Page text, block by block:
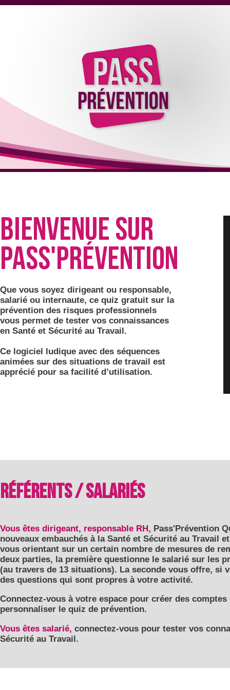
Bienvenue sur
Pass'Prévention
Que vous soyez dirigeant ou responsable,
salarié ou internaute, ce quiz gratuit sur la
prévention des risques professionnels
vous permet de tester vos connaissances
en Santé et Sécurité au Travail.
Ce logiciel ludique avec des séquences
animées sur des situations de travail est
apprécié pour sa facilité d’utilisation.
Référents / Salariés
Vous êtes dirigeant, responsable RH, Pass'Prévention
nouveaux embauchés à la Santé et Sécurité au Travail
vous orientant sur un certain nombre de mesures de
deux parties, la première questionne le salarié sur les
(au travers de 13 situations). La seconde vous offre, si
des questions qui sont propres à votre activité.
Connectez-vous à votre espace pour créer des
personnaliser le quiz de prévention.
Vous êtes salarié, connectez-vous pour tester vos
Sécurité au Travail.